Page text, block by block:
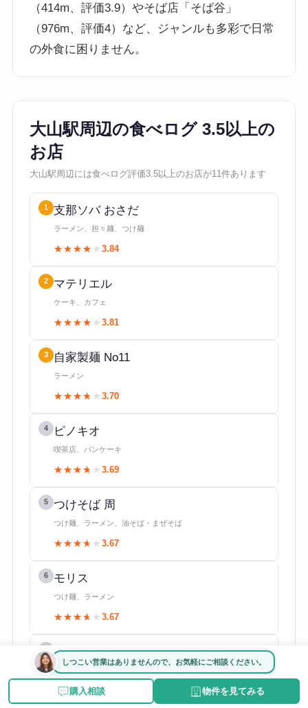
（414m、評価3.9）やそば店「そば谷」
（976m、評価4）など、ジャンルも多彩で日常
の外食に困りません。
大山駅周辺の食べログ 3.5以上の
お店
大山駅周辺には食べログ評価3.5以上のお店が11件あります
1 支那ソバ おさだ
ラーメン、担々麺、つけ麺
★★★★★
★★★★★ 3.84
2 マテリエル
ケーキ、カフェ
★★★★★
★★★★★ 3.81
3 自家製麺 No11
ラーメン
★★★★★
★★★★★ 3.70
4 ピノキオ
喫茶店、パンケーキ
★★★★★
★★★★★ 3.69
5 つけそば 周
つけ麺、ラーメン、油そば・まぜそば
★★★★★
★★★★★ 3.67
6 モリス
つけ麺、ラーメン
★★★★★
★★★★★ 3.67
ジューシーオールスターズ ハングリーヘブン
ハンバーガー、バー、カフェ
★★★★★
★★★★★3.61
しつこい営業はありませんので、お気軽にご相談ください。
購入相談 物件を見てみる